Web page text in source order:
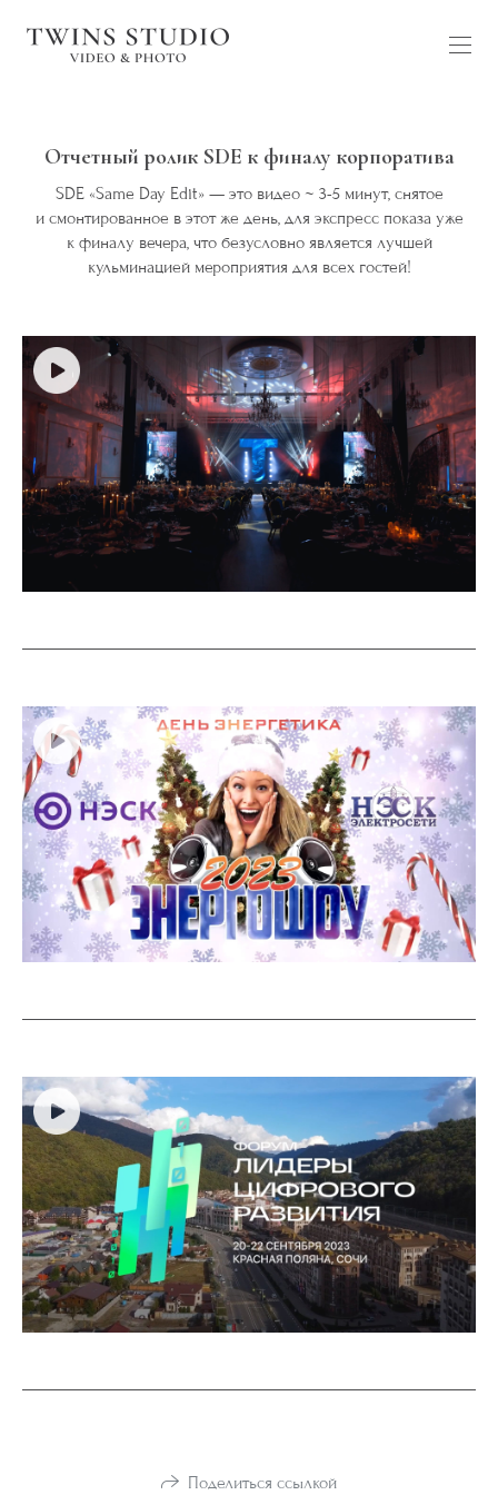
Отчетный ролик SDE к финалу корпоратива
SDE «Same Day Edit» — это видео ~ 3-5 минут, снятое
и смонтированное в этот же день, для экспресс показа уже
к финалу вечера, что безусловно является лучшей
кульминацией мероприятия для всех гостей!
Поделиться ссылкой